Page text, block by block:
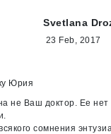
Svetlana
23 Feb, 2017
Юрия
не Ваш доктор. Ее
сомнения